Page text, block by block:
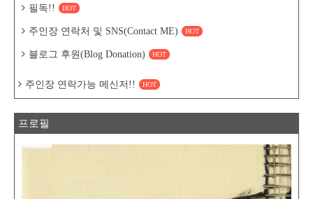
필독!! HOT
주인장 연락처 및 SNS(Contact ME) HOT
블로그 후원(Blog Donation) HOT
주인장 연락가능 메신저!! HOT
프로필